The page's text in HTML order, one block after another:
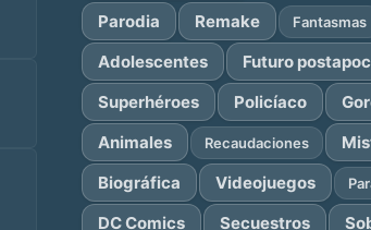
Parodia Remake Fantasmas
Adolescentes
Futuro
Superhéroes
Policíaco
Animales
Recaudaciones
Biográfica
Videojuegos
DC Comics Secuestros